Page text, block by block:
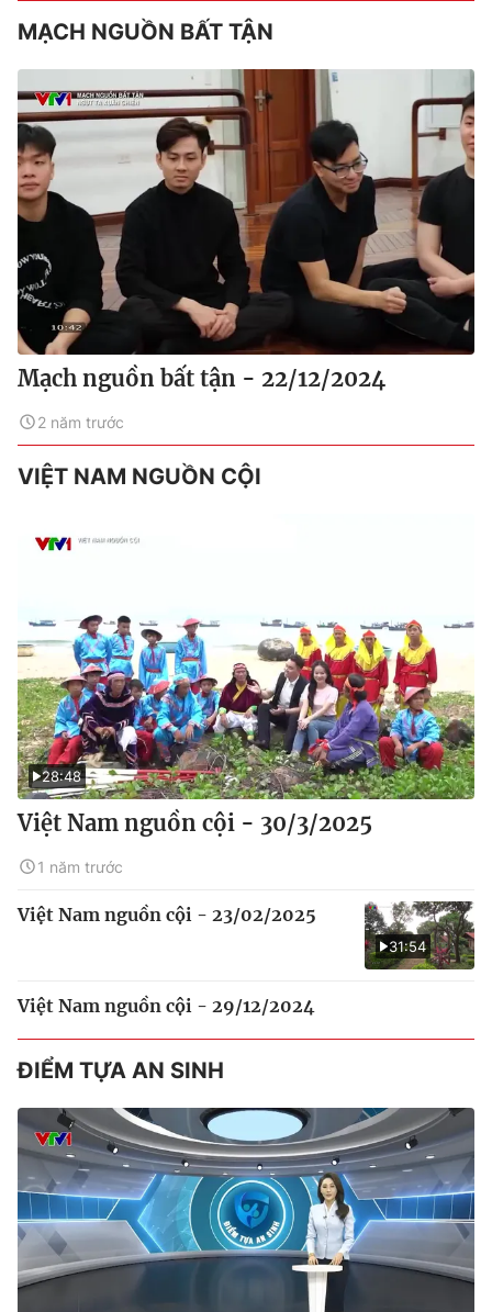
MẠCH NGUỒN BẤT TẬN
Mạch nguồn bất tận - 22/12/2024
2 năm trước
VIỆT NAM NGUỒN CỘI
28:48
Việt Nam nguồn cội - 30/3/2025
1 năm trước
31:54
Việt Nam nguồn cội - 23/02/2025
Việt Nam nguồn cội - 29/12/2024
ĐIỂM TỰA AN SINH